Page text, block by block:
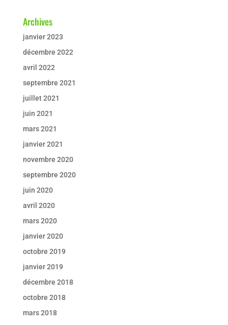
Archives
janvier 2023
décembre 2022
avril 2022
septembre 2021
juillet 2021
juin 2021
mars 2021
janvier 2021
novembre 2020
septembre 2020
juin 2020
avril 2020
mars 2020
janvier 2020
octobre 2019
janvier 2019
décembre 2018
octobre 2018
mars 2018